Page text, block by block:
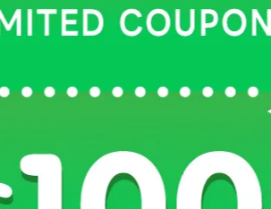
白質，以及植物性蛋白（黃豆、黑豆、
用，因此
更年期婦女更要注重骨質的保
速度。